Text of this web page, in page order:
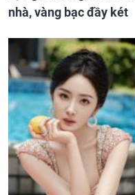
nhà, vàng bạc đầy két